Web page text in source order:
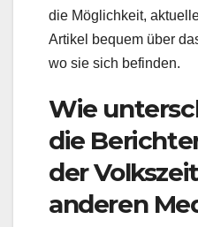
die Möglichkeit,
Artikel bequem über
wo sie sich befinden.
Wie
die
der
anderen